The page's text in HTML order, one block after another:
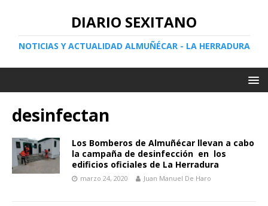
DIARIO SEXITANO
NOTICIAS Y ACTUALIDAD ALMUÑÉCAR - LA HERRADURA
desinfectan
Los Bomberos de Almuñécar llevan a cabo
la campaña de desinfección en los
edificios oficiales de La Herradura
marzo 24, 2020 Juan Manuel De Haro